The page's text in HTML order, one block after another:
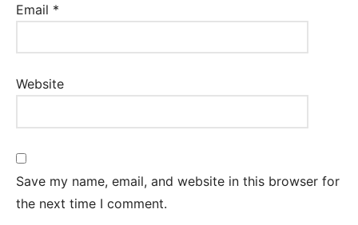
Email *
Website
Save my name, email, and website in this browser for
the next time I comment.